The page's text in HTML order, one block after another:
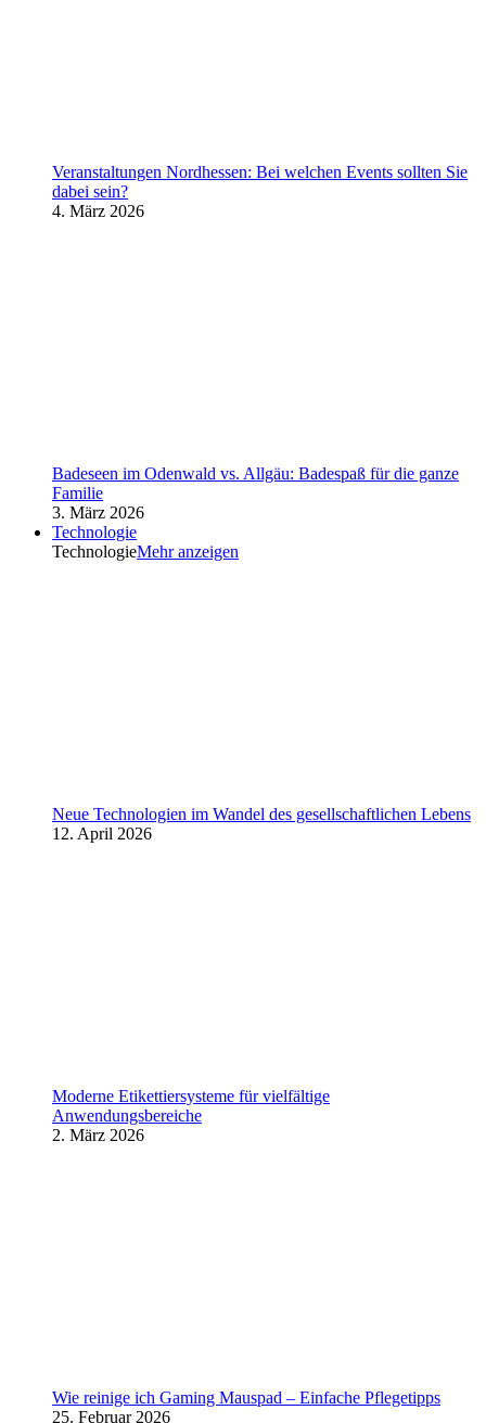
Veranstaltungen Nordhessen: Bei welchen Events sollten Sie
dabei sein?
4. März 2026
Badeseen im Odenwald vs. Allgäu: Badespaß für die ganze
Familie
3. März 2026
Technologie
TechnologieMehr anzeigen
Neue Technologien im Wandel des gesellschaftlichen Lebens
12. April 2026
Moderne Etikettiersysteme für vielfältige
Anwendungsbereiche
2. März 2026
Wie reinige ich Gaming Mauspad – Einfache Pflegetipps
25. Februar 2026